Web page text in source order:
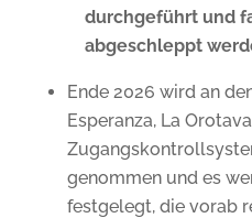
durchgeführt und
abgeschleppt
Ende 2026 wird an
Esperanza, La
genommen und es
festgelegt, die vorab